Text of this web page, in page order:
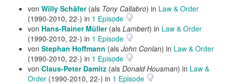
von Willy Schäfer(als Tony Callabro) in Law & Order
(1990-2010, 22-) in 1 Episode
von Hans-Rainer Müller(als Lambert) in Law & Order
(1990-2010, 22-) in 1 Episode
von Stephan Hoffmann (als John Conlan) in Law & Order
(1990-2010, 22-) in 1 Episode
von Claus-Peter Damitz (als Donald Housman) in Law &
Order (1990-2010, 22-) in 1 Episode